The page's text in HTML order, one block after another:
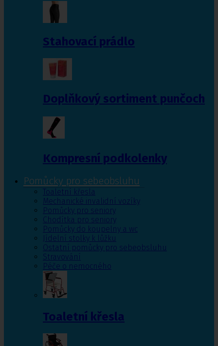
Stahovací prádlo
Doplňkový sortiment punčoch
Kompresní podkolenky
Pomůcky pro sebeobsluhu
Toaletní křesla
Mechanické invalidní vozíky
Pomůcky pro seniory
Chodítka pro seniory
Pomůcky do koupelny a wc
Jídelní stolky k lůžku
Ostatní pomůcky pro sebeobsluhu
Stravování
Péče o nemocného
Toaletní křesla